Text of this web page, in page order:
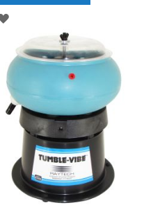
ZUR
WUNSCHLISTE
HINZUFÜGEN